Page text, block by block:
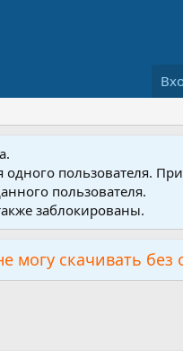
одного пользователя.
пользователя.
заблокированы.
могу скачивать без